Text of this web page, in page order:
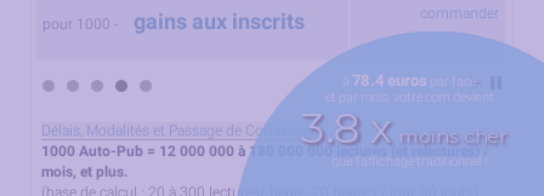
pour 1000 - gains aux inscrits commander
Délais, Modalités et Passage de Commande
1000 Auto-Pub = 12 000 000 à 180 000 000 lectures (et relectures) /
mois, et plus.
(base de calcul : 20 à 300 lectures/ heure, 20 heures / jour, 30 jours)
à 78.4 euros par face
et par mois, votre com devient
3.8 x moins cher
que l'affichage traditionnel !